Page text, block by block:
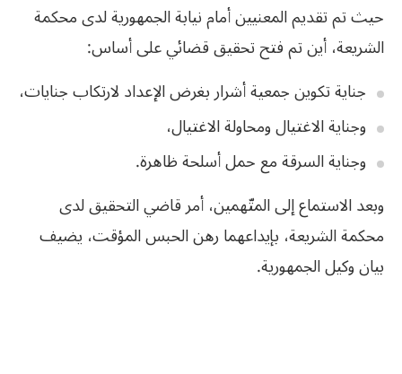
حيث تم تقديم المعنيين أمام نيابة الجمهورية لدى محكمة
الشريعة، أين تم فتح تحقيق قضائي على أساس:
جناية تكوين جمعية أشرار بغرض الإعداد لارتكاب جنايات،
وجناية الاغتيال ومحاولة الاغتيال،
وجناية السرقة مع حمل أسلحة ظاهرة.
وبعد الاستماع إلى المتّهمين، أمر قاضي التحقيق لدى
محكمة الشريعة، بإيداعهما رهن الحبس المؤقت، يضيف
بيان وكيل الجمهورية.